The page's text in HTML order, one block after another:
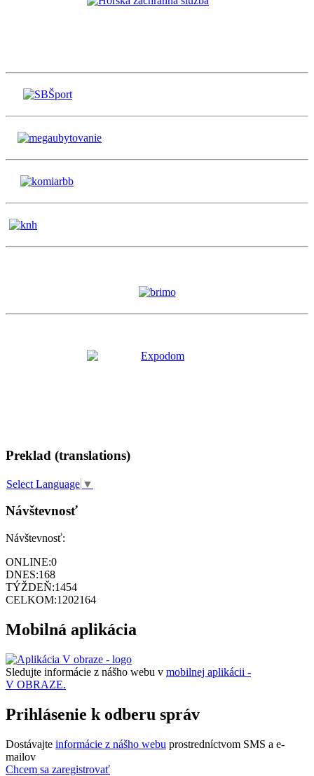
Preklad (translations)
Select Language ▼
Návštevnosť
Návštevnosť:
ONLINE:0
DNES:168
TÝŽDEŇ:1454
CELKOM:1202164
Mobilná aplikácia
Sledujte informácie z nášho webu v mobilnej aplikácii -
V OBRAZE.
Prihlásenie k odberu správ
Dostávajte informácie z nášho webu prostredníctvom SMS a e-
mailov
Chcem sa zaregistrovať